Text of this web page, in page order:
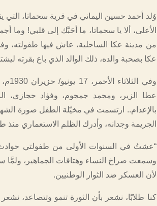
وُلد أحمد حسين اليماني في قرية سحماتا، التي
الأعلى، ألا يا سحماتا، ما أحَبَّك إلى قلبي!
من مدينة عكا الساحلية، عاش فيها طفولته،
عكا بصحبة والده، ذلك الوالد الذي باع بقرته
وفي
عطا الزير، ومحمد جمجوم، وفؤاد حجازي،
بالإعدام.. ارتسمت في مخيّلة الطفل صورة
الجريمة وجدانه، وأدرك الظلم الاستعماري
“عشتُ في السنوات الأولى من طفولتي
وسمعت صراخ النساء وهتافات الجماهير،
لأن العسكر ضد الثوار الوطنيين.
كنا طلابًا، نشعر بأن الثورة تنمو وتتصاعد،